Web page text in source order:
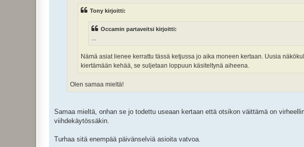
Tony kirjoitti:
Occamin partaveitsi kirjoitti:
...
Nämä asiat lienee kerrattu tässä ketjussa jo aika moneen kertaan. Uusia
kiertämään kehää, se suljetaan loppuun käsiteltynä aiheena.
Olen samaa mieltä!
Samaa mieltä, onhan se jo todettu useaan kertaan että otsikon väittämä on
viihdekäytössäkin.
Turhaa sitä enempää päivänselviä asioita vatvoa.